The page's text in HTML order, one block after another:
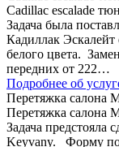
Сadillac escalade
Задача была
Кадиллак
белого цвета.
передних от 222…
Подробнее об
Перетяжка салона
Перетяжка салона
Задача предстояла
Keyvany. Форму